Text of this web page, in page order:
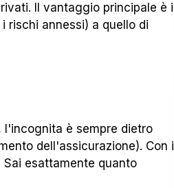
Il vantaggio principale è il
rischi annessi) a quello di
è sempre dietro
dell'assicurazione). Con il
esattamente quanto